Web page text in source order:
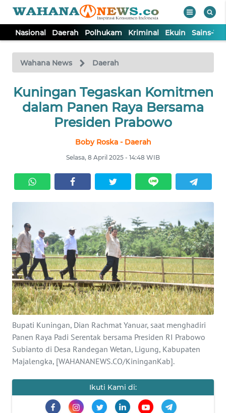
Nasional Daerah Polhukam Kriminal Ekuin Sains-
Wahana News Daerah
Kuningan Tegaskan Komitmen
dalam Panen Raya Bersama
Presiden Prabowo
Boby Roska - Daerah
Selasa, 8 April 2025 - 14:48 WIB
Bupati Kuningan, Dian Rachmat Yanuar, saat menghadiri
Panen Raya Padi Serentak bersama Presiden RI Prabowo
Subianto di Desa Randegan Wetan, Ligung, Kabupaten
Majalengka, [WAHANANEWS.CO/KininganKab].
Ikuti Kami di:
TV
Tutup
NASIONAL
KRIMINAL
EKUIN
SAINS-TEKNO
KESEHATAN
INTERNASIONAL
SERBA-SERBI
PENDIDIKAN